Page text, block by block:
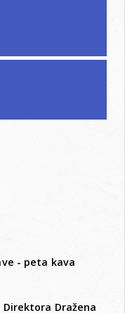
- peta kava
Dražena